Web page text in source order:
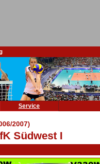
Service
2007)
Südwest I